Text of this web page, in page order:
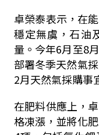
卓榮泰表示，在
穩定無虞，石油
量。今年6月至8
部署冬季天然氣
2月天然氣採購事
在肥料供應上，
格凍漲，並將化